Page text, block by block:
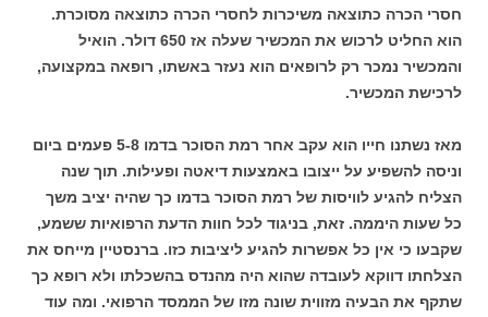
חסרי הכרה כתוצאה משיכרות לחסרי הכרה כתוצאה מסוכרת.
הוא החליט לרכוש את המכשיר שעלה אז 650 דולר. הואיל
והמכשיר נמכר רק לרופאים הוא נעזר באשתו, רופאה במקצועה,
לרכישת המכשיר.
מאז נשתנו חייו הוא עקב אחר רמת הסוכר בדמו 5-8 פעמים ביום
וניסה להשפיע על ייצובו באמצעות דיאטה ופעילות. תוך שנה
הצליח להגיע לוויסות של רמת הסוכר בדמו כך שהיה יציב משך
כל שעות היממה. זאת, בניגוד לכל חוות הדעת הרפואיות ששמע,
שקבעו כי אין כל אפשרות להגיע ליציבות כזו. ברנסטיין מייחס את
הצלחתו דווקא לעובדה שהוא היה מהנדס בהשכלתו ולא רופא כך
שתקף את הבעיה מזווית שונה מזו של הממסד הרפואי. ומה עוד